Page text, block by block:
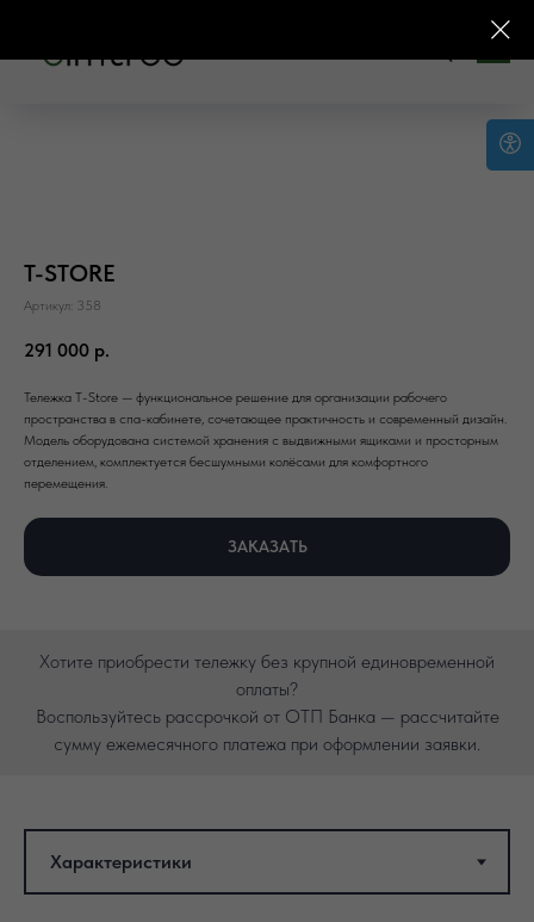
T-STORE
Артикул: 358
291 000 р.
Тележка T-Store — функциональное решение для организации рабочего
пространства в спа-кабинете, сочетающее практичность и современный дизайн.
Модель оборудована системой хранения с выдвижными ящиками и просторным
отделением, комплектуется бесшумными колёсами для комфортного
перемещения.
ЗАКАЗАТЬ
Хотите приобрести тележку без крупной единовременной
оплаты?
Воспользуйтесь рассрочкой от ОТП Банка — рассчитайте
сумму ежемесячного платежа при оформлении заявки.